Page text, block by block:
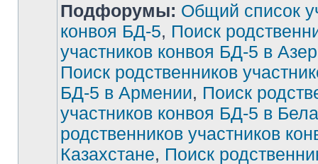
Нет
Подфорумы: Общий список
конвоя БД-5, Поиск
участников конвоя БД-5 в
Поиск родственников
БД-5 в Армении, Поиск
участников конвоя БД-5 в
родственников участников
Казахстане, Поиск